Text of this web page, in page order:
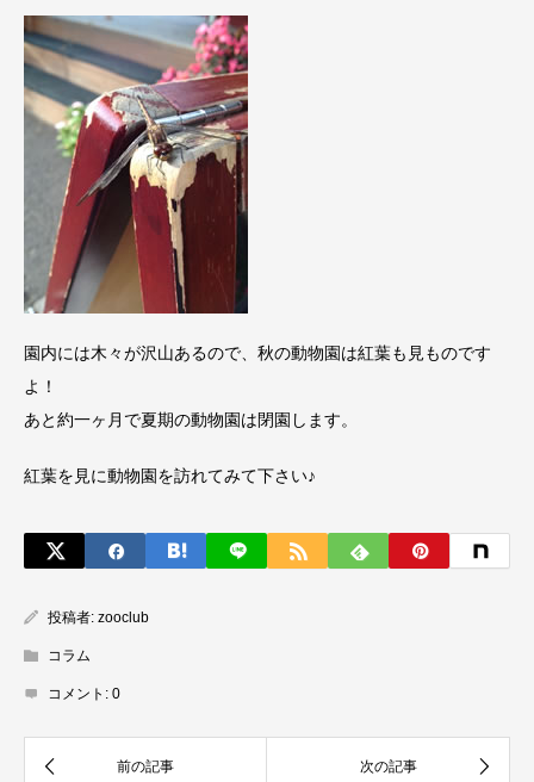
園内には木々が沢山あるので、秋の動物園は紅葉も見ものです
よ！
あと約一ヶ月で夏期の動物園は閉園します。
紅葉を見に動物園を訪れてみて下さい♪
投稿者: zooclub
コラム
コメント: 0